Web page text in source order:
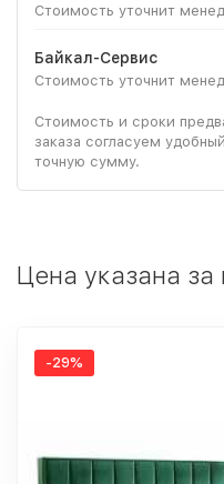
Стоимость уточнит
Байкал-Сервис
Стоимость уточнит
Стоимость и сроки
заказа согласуем
точную сумму.
Цена указана
-29%